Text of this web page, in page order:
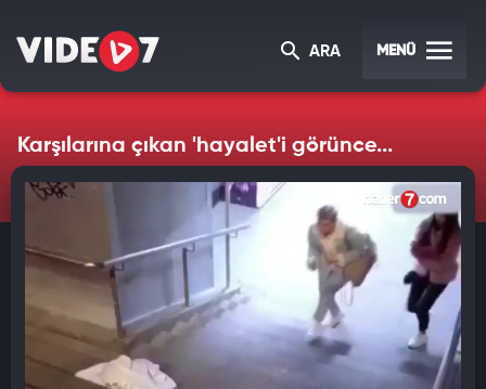
ARA MENÜ
Karşılarına çıkan 'hayalet'i görünce...